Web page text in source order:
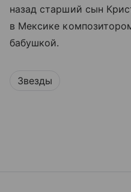
назад старший сын
в Мексике
бабушкой.
Звезды